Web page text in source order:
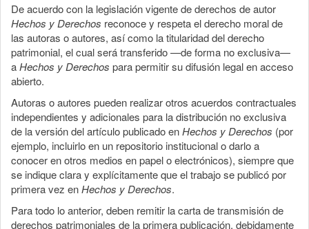
De acuerdo con la legislación vigente de derechos de autor
Hechos y Derechos reconoce y respeta el derecho moral de
las autoras o autores, así como la titularidad del derecho
patrimonial, el cual será transferido —de forma no exclusiva—
aHechos y Derechos para permitir su difusión legal en acceso
abierto.
Autoras o autores pueden realizar otros acuerdos contractuales
independientes y adicionales para la distribución no exclusiva
de la versión del artículo publicado enHechos y Derechos (por
ejemplo, incluirlo en un repositorio institucional o darlo a
conocer en otros medios en papel o electrónicos), siempre que
se indique clara y explícitamente que el trabajo se publicó por
primera vez enHechos y Derechos.
Para todo lo anterior, deben remitir la carta de transmisión de
derechos patrimoniales de la primera publicación, debidamente